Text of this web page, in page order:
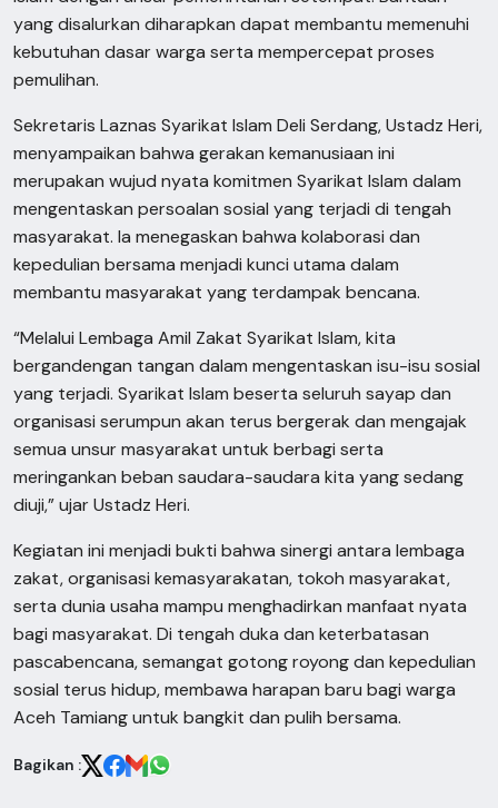
yang disalurkan diharapkan dapat membantu memenuhi
kebutuhan dasar warga serta mempercepat proses
pemulihan.
Sekretaris Laznas Syarikat Islam Deli Serdang, Ustadz Heri,
menyampaikan bahwa gerakan kemanusiaan ini
merupakan wujud nyata komitmen Syarikat Islam dalam
mengentaskan persoalan sosial yang terjadi di tengah
masyarakat. Ia menegaskan bahwa kolaborasi dan
kepedulian bersama menjadi kunci utama dalam
membantu masyarakat yang terdampak bencana.
“Melalui Lembaga Amil Zakat Syarikat Islam, kita
bergandengan tangan dalam mengentaskan isu-isu sosial
yang terjadi. Syarikat Islam beserta seluruh sayap dan
organisasi serumpun akan terus bergerak dan mengajak
semua unsur masyarakat untuk berbagi serta
meringankan beban saudara-saudara kita yang sedang
diuji,” ujar Ustadz Heri.
Kegiatan ini menjadi bukti bahwa sinergi antara lembaga
zakat, organisasi kemasyarakatan, tokoh masyarakat,
serta dunia usaha mampu menghadirkan manfaat nyata
bagi masyarakat. Di tengah duka dan keterbatasan
pascabencana, semangat gotong royong dan kepedulian
sosial terus hidup, membawa harapan baru bagi warga
Aceh Tamiang untuk bangkit dan pulih bersama.
Bagikan :